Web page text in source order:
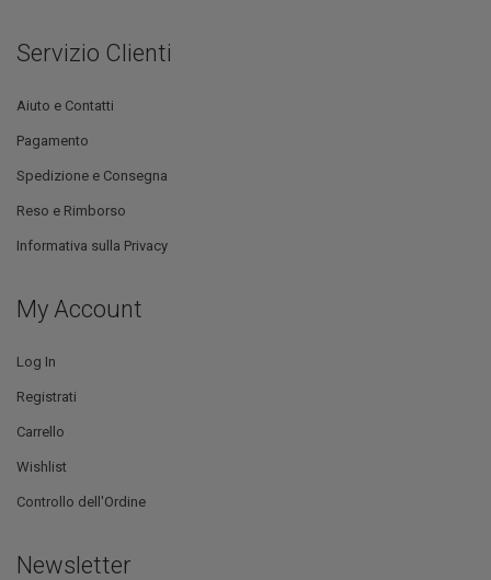
Servizio Clienti
Aiuto e Contatti
Pagamento
Spedizione e Consegna
Reso e Rimborso
Informativa sulla Privacy
My Account
Log In
Registrati
Carrello
Wishlist
Controllo dell'Ordine
Newsletter